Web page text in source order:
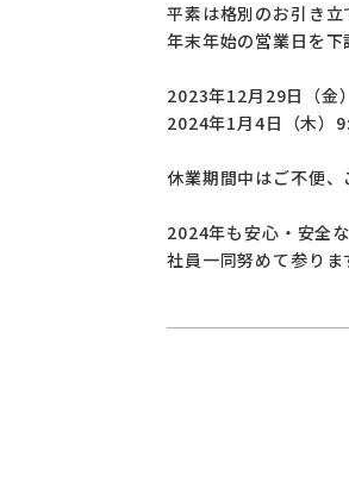
平素は格別のお引き立
年末年始の営業日を下
2023年12月29日（金
2024年1月4日（木）
休業期間中はご不便
2024年も安心・安全
社員一同努めて参りま